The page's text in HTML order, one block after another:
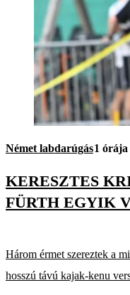
Német labdarúgás1 órája
KERESZTES
FÜRTH EGYIK
Három érmet szereztek a
hosszú távú kajak-kenu